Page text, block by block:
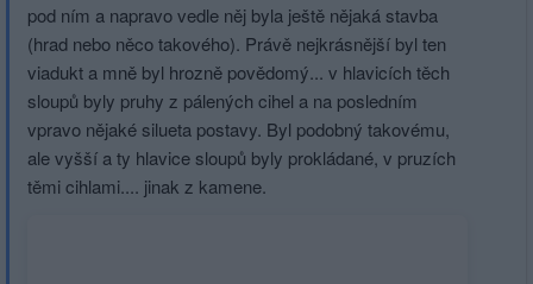
pod ním a napravo vedle něj byla ještě nějaká stavba
(hrad nebo něco takového). Právě nejkrásnější byl ten
viadukt a mně byl hrozně povědomý... v hlavicích těch
sloupů byly pruhy z pálených cihel a na posledním
vpravo nějaké silueta postavy. Byl podobný takovému,
ale vyšší a ty hlavice sloupů byly prokládané, v pruzích
těmi cihlami.... jinak z kamene.